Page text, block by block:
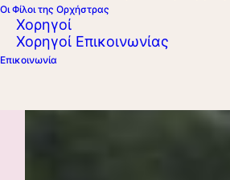
Οι Φίλοι της Ορχήστρας
Χορηγοί
Χορηγοί Επικοινωνίας
Επικοινωνία